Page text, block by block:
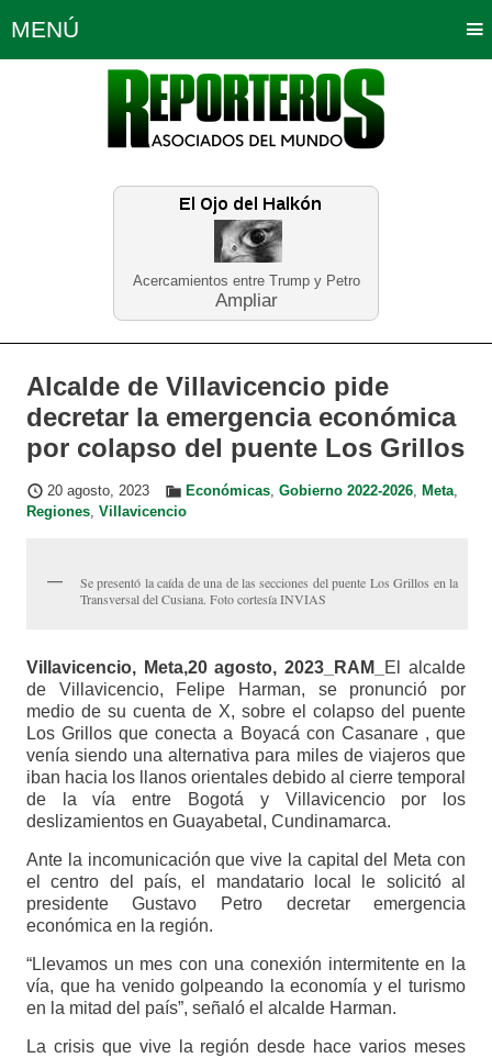
Acercamientos entre Trump y Petro
Ampliar
MENÚ
Política Opinión Bogotá
Planeta Tierra Deportes
Educación Neira
Alcalde de Villavicencio pide
decretar la emergencia económica
por colapso del puente Los Grillos
20 agosto, 2023 Económicas, Gobierno 2022-2026, Meta,
Regiones, Villavicencio
Se presentó la caída de una de las secciones del puente Los Grillos en la
Transversal del Cusiana. Foto cortesía INVIAS
Villavicencio, Meta,20 agosto, 2023_RAM_
El alcalde
de Villavicencio, Felipe Harman, se pronunció por
medio de su cuenta de X, sobre el colapso del puente
Los Grillos que conecta a Boyacá con Casanare , que
venía siendo una alternativa para miles de viajeros que
iban hacia los llanos orientales debido al cierre temporal
de la vía entre Bogotá y Villavicencio por los
deslizamientos en Guayabetal, Cundinamarca.
Ante la incomunicación que vive la capital del Meta con
el centro del país, el mandatario local le solicitó al
presidente Gustavo Petro decretar emergencia
económica en la región.
“Llevamos un mes con una conexión intermitente en la
vía, que ha venido golpeando la economía y el turismo
en la mitad del país”, señaló el alcalde Harman.
La crisis que vive la región desde hace varios meses